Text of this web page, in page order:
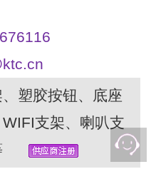
塑胶按钮、底座
支架、喇叭支